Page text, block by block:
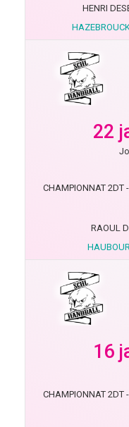
HENRI
22
CHAMPIONNAT
RAOUL
16
CHAMPIONNAT